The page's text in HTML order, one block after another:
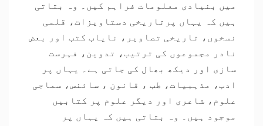
میں بنیادی معلومات فراہم کیں۔ وہ بتاتی
ہیں کہ یہاں پرتاریخی دستاویزات، قلمی
نسخوں، تاریخی تصاویر، نایاب کتب اور بعض
نادر مجموعوں کی ترتیب، تدوین، فہرست
سازی اور دیکھ بھال کی جاتی ہے۔ یہاں پر
ادب، مذہبیات، طب ، قانون ، سائنس، سماجی
علوم، شاعری اور دیگر علوم پر کتابیں
موجود ہیں۔ وہ بتاتی ہیں کہ یہاں پر